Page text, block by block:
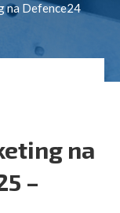
na Defence24
na
–